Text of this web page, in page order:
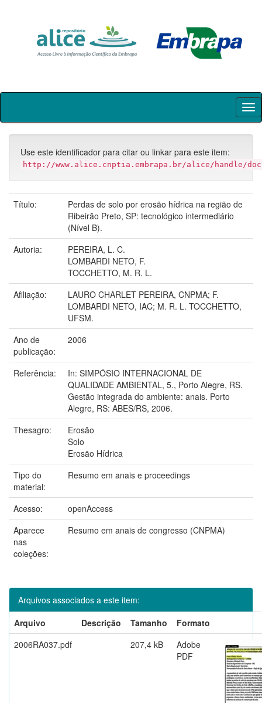
Skip
Use este identificador para citar ou linkar para este item:
http://www.alice.cnptia.embrapa.br/alice/handle/doc/
Título:
Perdas de solo por erosão hídrica na região de
Ribeirão Preto, SP: tecnológico intermediário
(Nível B).
Autoria:
PEREIRA, L. C.
LOMBARDI NETO, F.
TOCCHETTO, M. R. L.
Afiliação:
LAURO CHARLET PEREIRA, CNPMA; F.
LOMBARDI NETO, IAC; M. R. L. TOCCHETTO,
UFSM.
Ano de
publicação:
2006
Referência:
In: SIMPÓSIO INTERNACIONAL DE
QUALIDADE AMBIENTAL, 5., Porto Alegre, RS.
Gestão integrada do ambiente: anais. Porto
Alegre, RS: ABES/RS, 2006.
Thesagro:
Erosão
Solo
Erosão Hídrica
Tipo do
material:
Resumo em anais e proceedings
Acesso:
openAccess
Aparece
nas
coleções:
Resumo em anais de congresso (CNPMA)
Arquivos associados a este item:
Arquivo
Descrição Tamanho
Formato
2006RA037.pdf
207,4 kB
Adobe
PDF